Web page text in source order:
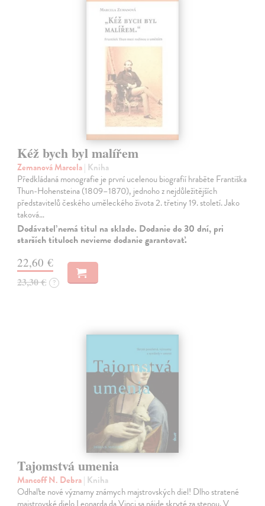
Kéž bych byl malířem
Zemanová Marcela| Kniha
Předkládaná monografie je první ucelenou biografií hraběte Františka
Thun-Hohensteina (1809–1870), jednoho z nejdůležitějších
představitelů českého uměleckého života 2. třetiny 19. století. Jako
taková…
Dodávateľ nemá titul na sklade. Dodanie do 30 dní, pri
starších tituloch nevieme dodanie garantovať.
22,60 €
23,30 € ?
Tajomstvá umenia
Mancoff N. Debra| Kniha
Odhaľte nové významy známych majstrovských diel! Dlho stratené